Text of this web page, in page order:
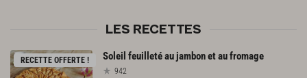
LES RECETTES
RECETTE OFFERTE ! Soleil feuilletéaujambonetaufromage
942